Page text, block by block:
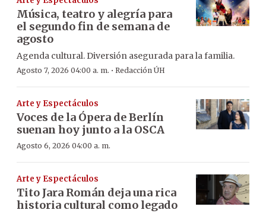
Música, teatro y alegría para
el segundo fin de semana de
agosto
Agenda cultural. Diversión asegurada para la familia.
Agosto 7, 2026 04:00 a. m. · Redacción ÚH
Arte y Espectáculos
Voces de la Ópera de Berlín
suenan hoy junto a la OSCA
Agosto 6, 2026 04:00 a. m.
Arte y Espectáculos
Tito Jara Román deja una rica
historia cultural como legado